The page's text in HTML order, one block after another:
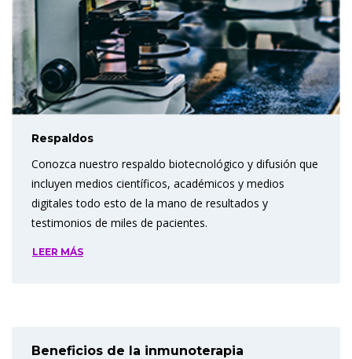
Respaldos
Conozca nuestro respaldo biotecnológico y difusión que
incluyen medios científicos, académicos y medios
digitales todo esto de la mano de resultados y
testimonios de miles de pacientes.
LEER MÁS
Beneficios de la inmunoterapia